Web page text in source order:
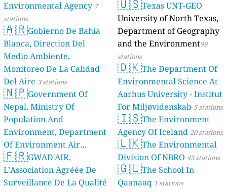
Environmental Agency 7
stations
🇦🇷Gobierno De Bahía
Blanca, Direction Del
Medio Ambiente,
Monitoreo De La Calidad
Del Aire 3 stations
🇳🇵Government Of
Nepal, Ministry Of
Population And
Environment, Department
Of Environment Air
Quality Monitoring
stations
🇫🇷GWAD'AIR,
L’Association Agréée De
Surveillance De La Qualité
🇺🇸Texas UNT-GEO
University of North Texas,
Department of Geography
and the Environment99
stations
🇩🇰The Department Of
Environmental Science At
Aarhus University - Institut
For Miljøvidenskab 5 stations
🇮🇸The Environment
Agency Of Iceland 20 stations
🇱🇰The Environmental
Division Of NBRO 43 stations
🇬🇱The School In
Qaanaaq 1 stations